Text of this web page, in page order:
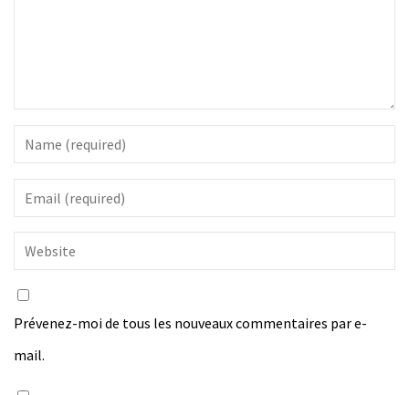
Prévenez-moi de tous les nouveaux commentaires par e-
mail.